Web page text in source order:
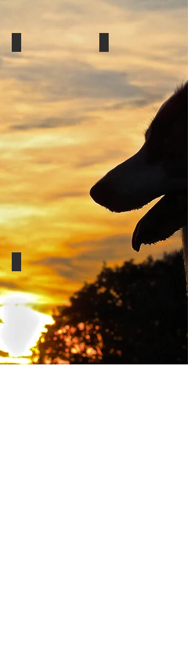
Agility OCI
Pastoreo